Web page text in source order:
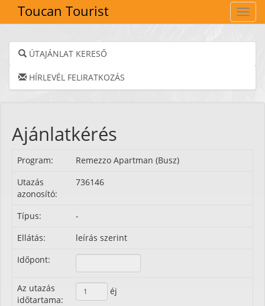
Toucan Tourist
ÚTAJÁNLAT KERESŐ
HÍRLEVÉL FELIRATKOZÁS
Ajánlatkérés
Program:
Remezzo Apartman (Busz)
Utazás
azonosító:
736146
Típus:
-
Ellátás:
leírás szerint
Időpont:
Az utazás
időtartama:
éj